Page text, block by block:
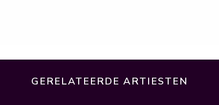
GERELATEERDE ARTIESTEN